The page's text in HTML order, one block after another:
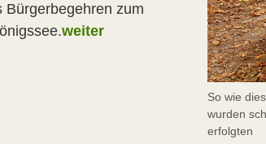
So wie
wurden
erfolgten
Bürgerbegehren zum
weiter